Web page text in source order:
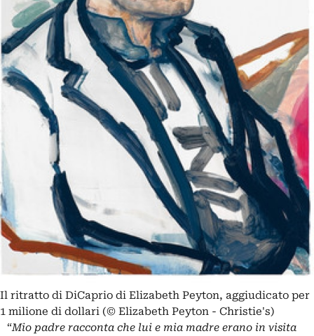
Il ritratto di DiCaprio di Elizabeth Peyton, aggiudicato per
1 milione di dollari (© Elizabeth Peyton - Christie's)
“Mio padre racconta che lui e mia madre erano in visita